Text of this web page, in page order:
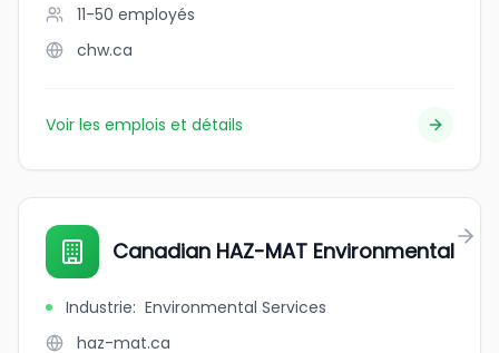
11-50 employés
chw.ca
Voir les emplois et détails
Canadian HAZ-MAT Environmental
Industrie: Environmental Services
haz-mat.ca